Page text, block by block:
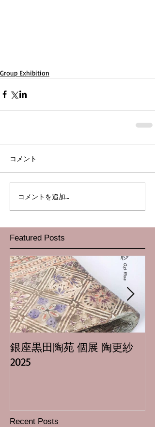
Group Exhibition
コメント
コメントを追加…
Featured Posts
銀座黒田陶苑 個展 陶更紗
2025
Recent Posts